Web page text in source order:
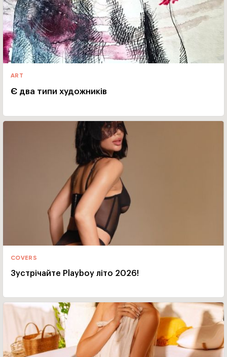
ART
Є два типи художників
COVERS
Зустрічайте Playboy літо 2026!